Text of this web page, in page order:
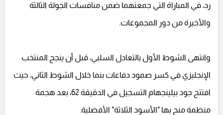
رد، في المباراة التي جمعتهما ضمن منافسات الجولة الثالثة
والأخيرة من دور المجموعات.
وانتهى الشوط الأول بالتعادل السلبي، قبل أن ينجح المنتخب
الإنجليزي في كسر صمود دفاعات بنما خلال الشوط الثاني، حيث
افتتح جود بيلينجهام التسجيل في الدقيقة 62، بعد هجمة
منظمة منح بها "الأسود الثلاثة" الأفضلية.